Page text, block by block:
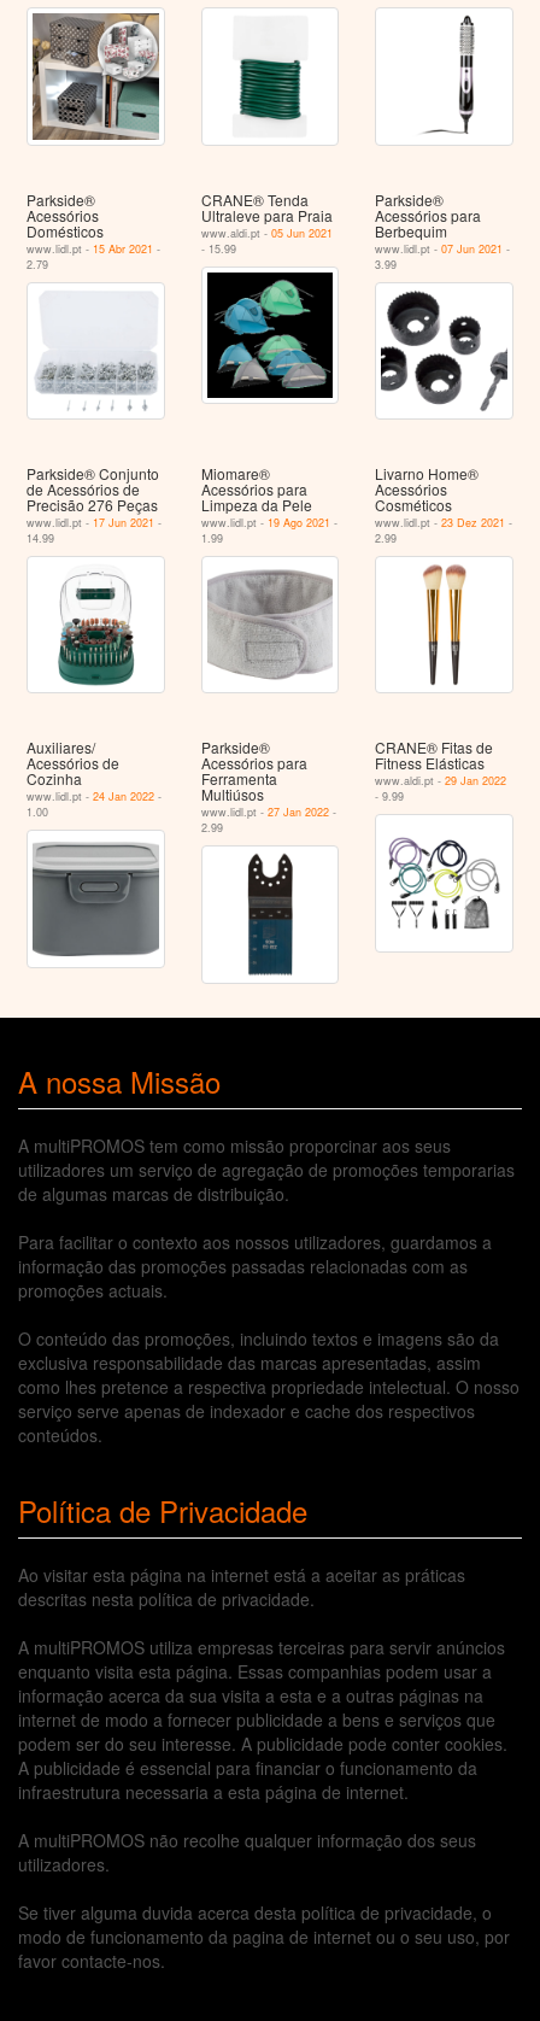
Parkside®
Acessórios
Domésticos
www.lidl.pt - 15 Abr 2021 -
2.79
CRANE® Tenda
Ultraleve para Praia
www.aldi.pt - 05 Jun 2021
- 15.99
Parkside®
Acessórios para
Berbequim
www.lidl.pt -07 Jun 2021 -
3.99
Parkside® Conjunto
de Acessórios de
Precisão 276 Peças
www.lidl.pt - 17 Jun 2021 -
14.99
Miomare®
Acessórios para
Limpeza da Pele
www.lidl.pt - 19 Ago 2021 -
1.99
Livarno Home®
Acessórios
Cosméticos
www.lidl.pt -23 Dez 2021 -
2.99
Auxiliares/
Acessórios de
Cozinha
www.lidl.pt -24 Jan 2022 -
1.00
Parkside®
Acessórios para
Ferramenta
Multiúsos
www.lidl.pt - 27 Jan 2022-
2.99
CRANE® Fitas de
Fitness Elásticas
www.aldi.pt -29 Jan 2022
- 9.99
A nossa Missão
A multiPROMOS tem como missão proporcinar aos seus
utilizadores um serviço de agregação de promoções temporarias
de algumas marcas de distribuição.
Para facilitar o contexto aos nossos utilizadores, guardamos a
informação das promoções passadas relacionadas com as
promoções actuais.
O conteúdo das promoções, incluindo textos e imagens são da
exclusiva responsabilidade das marcas apresentadas, assim
como lhes pretence a respectiva propriedade intelectual. O nosso
serviço serve apenas de indexador e cache dos respectivos
conteúdos.
Política de Privacidade
Ao visitar esta página na internet está a aceitar as práticas
descritas nesta política de privacidade.
A multiPROMOS utiliza empresas terceiras para servir anúncios
enquanto visita esta página. Essas companhias podem usar a
informação acerca da sua visita a esta e a outras páginas na
internet de modo a fornecer publicidade a bens e serviços que
podem ser do seu interesse. A publicidade pode conter cookies.
A publicidade é essencial para financiar o funcionamento da
infraestrutura necessaria a esta página de internet.
A multiPROMOS não recolhe qualquer informação dos seus
utilizadores.
Se tiver alguma duvida acerca desta política de privacidade, o
modo de funcionamento da pagina de internet ou o seu uso, por
favor contacte-nos.